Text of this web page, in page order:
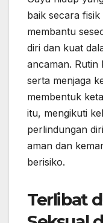
baik secara
membantu
diri dan kuat
ancaman.
serta menjaga
membentuk
itu, mengikuti
perlindungan
aman dan
berisiko.
Terlibat